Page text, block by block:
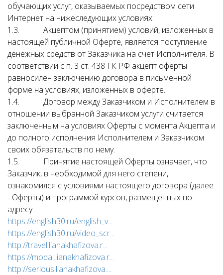
обучающих услуг, оказываемых посредством сети
Интернет на нижеследующих условиях:
1.3. Акцептом (принятием) условий, изложенных в
настоящей публичной Оферте, является поступление
денежных средств от Заказчика на счет Исполнителя. В
соответствии с п. 3 ст. 438 ГК РФ акцепт оферты
равносилен заключению договора в письменной
форме на условиях, изложенных в оферте.
1.4. Договор между Заказчиком и Исполнителем в
отношении выбранной Заказчиком услуги считается
заключенным на условиях Оферты с момента Акцепта и
до полного исполнения Исполнителем и Заказчиком
своих обязательств по нему.
1.5. Принятие настоящей Оферты означает, что
Заказчик, в необходимой для него степени,
ознакомился с условиями настоящего договора (далее
- Оферты) и программой курсов, размещенных по
адресу:
https://english30.ru/english_v...
https://english30.ru/video_scr...
http://travel.lianakhafizova.r...
https://modal.lianakhafizova.r...
http://serious.lianakhafizova....